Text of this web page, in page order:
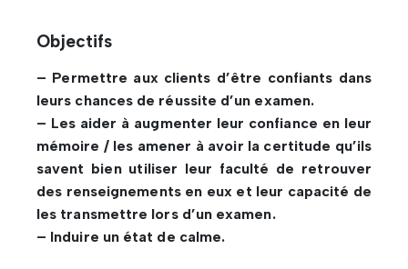
Objectifs
– Permettre aux clients d’être confiants dans
leurs chances de réussite d’un examen.
– Les aider à augmenter leur confiance en leur
mémoire / les amener à avoir la certitude qu’ils
savent bien utiliser leur faculté de retrouver
des renseignements en eux et leur capacité de
les transmettre lors d’un examen.
– Induire un état de calme.